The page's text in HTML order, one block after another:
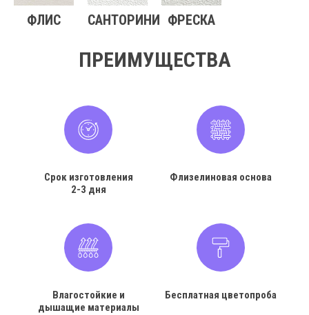
ФЛИС САНТОРИНИ ФРЕСКА
ПРЕИМУЩЕСТВА
Срок изготовления
2-3 дня
Флизелиновая основа
Влагостойкие и
дышащие материалы
Бесплатная цветопроба